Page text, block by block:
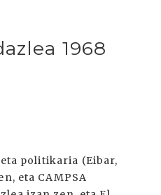
1968
politikaria (Eibar,
eta CAMPSA